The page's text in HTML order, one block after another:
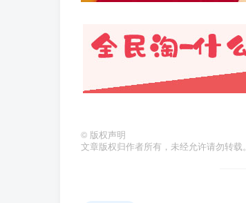
© 版权声明
文章版权归作者所有，未经允许请勿转载。